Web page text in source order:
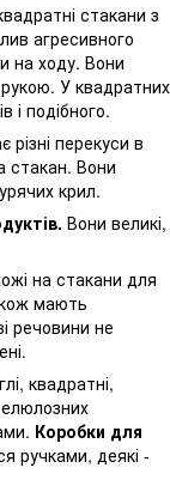
стакани з
агресивного
на ходу. Вони
У квадратних
і подібного.
різні перекуси в
стакан. Вони
крил.
Вони великі,
на стакани для
мають
речовини не
квадратні,
Коробки для
ручками, деякі -